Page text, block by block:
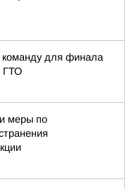
для финала
ГТО
меры по